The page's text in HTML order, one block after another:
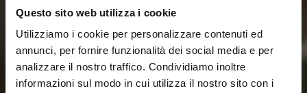
Questo sito web utilizza i cookie
Utilizziamo i cookie per personalizzare contenuti ed
annunci, per fornire funzionalità dei social media e per
analizzare il nostro traffico. Condividiamo inoltre
informazioni sul modo in cui utilizza il nostro sito con i